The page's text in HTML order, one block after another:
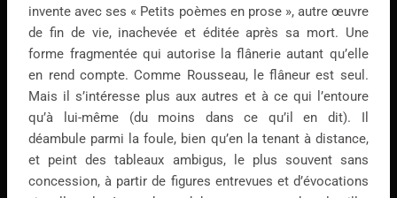
invente avec ses « Petits poèmes en prose », autre œuvre
de fin de vie, inachevée et éditée après sa mort. Une
forme fragmentée qui autorise la flânerie autant qu’elle
en rend compte. Comme Rousseau, le flâneur est seul.
Mais il s’intéresse plus aux autres et à ce qui l’entoure
qu’à lui-même (du moins dans ce qu’il en dit). Il
déambule parmi la foule, bien qu’en la tenant à distance,
et peint des tableaux ambigus, le plus souvent sans
concession, à partir de figures entrevues et d’évocations